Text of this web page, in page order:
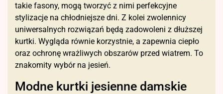
takie fasony, mogą tworzyć z nimi perfekcyjne
stylizacje na chłodniejsze dni. Z kolei zwolennicy
uniwersalnych rozwiązań będą zadowoleni z dłuższej
kurtki. Wygląda równie korzystnie, a zapewnia ciepło
oraz ochronę wrażliwych obszarów przed wiatrem. To
znakomity wybór na jesień.
Modne kurtki jesienne damskie